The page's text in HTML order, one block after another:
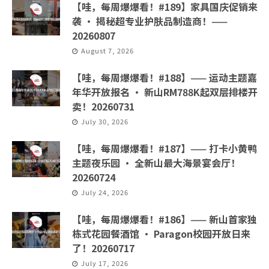
【哇，每周爆爆看！#189】家具国庆促销来
袭 · 揭秘超专业护肤品制造商！——
20260807
August 7, 2026
【哇，每周爆爆看！#188】—— 运动主题嘉
年华开放报名 · 新山RM788K起双层排楼开
卖！20260731
July 30, 2026
【哇，每周爆爆看！#187】—— 打卡小黄鸭
主题夜乐园 · 全新山最大海景宴会厅！
20260724
July 24, 2026
【哇，每周爆爆看！#186】—— 新山首家独
栋式花园餐酒馆 · Paragon校园开放日来
了！20260717
July 17, 2026